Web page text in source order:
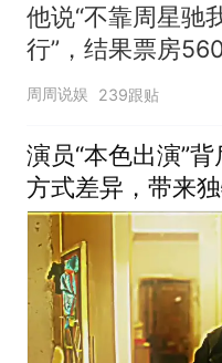
他说“不靠周星驰
行”，结果票房
豆瓣4.0
周周说娱 239跟贴
演员“本色出演”
方式差异，带来